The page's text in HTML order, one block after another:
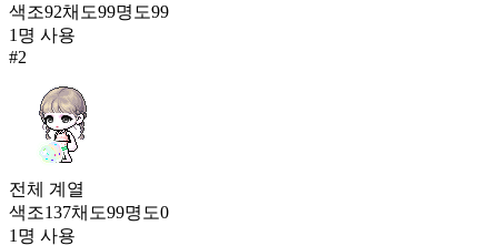
구르미 꿈베개
418
191
하트달랑 빗자루
은반의 장미
415
193
색조92채도99명도99
1 명 사용
#2
전체 계열
색조137채도99명도0
1 명 사용